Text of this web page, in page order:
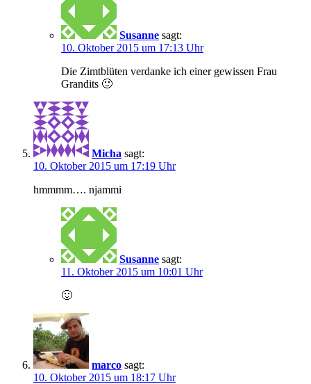
Susanne sagt:
10. Oktober 2015 um 17:13 Uhr
Die Zimtblüten verdanke ich einer gewissen Frau
Grandits 🙂
Micha sagt:
10. Oktober 2015 um 17:19 Uhr
hmmmm…. njammi
Susanne sagt:
11. Oktober 2015 um 10:01 Uhr
🙂
marco sagt:
10. Oktober 2015 um 18:17 Uhr